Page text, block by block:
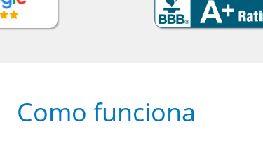
Como funciona